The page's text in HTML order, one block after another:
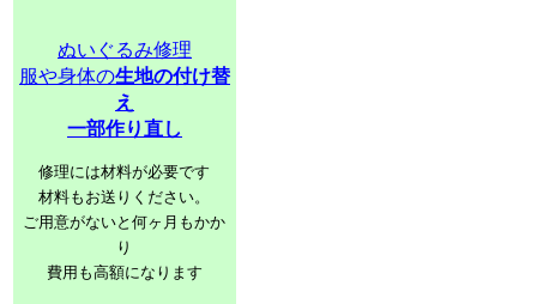
ぬいぐるみ修理
服や身体の生地の付け替
え
一部作り直し
修理には材料が必要です
材料もお送りください。
ご用意がないと何ヶ月もかか
り
費用も高額になります